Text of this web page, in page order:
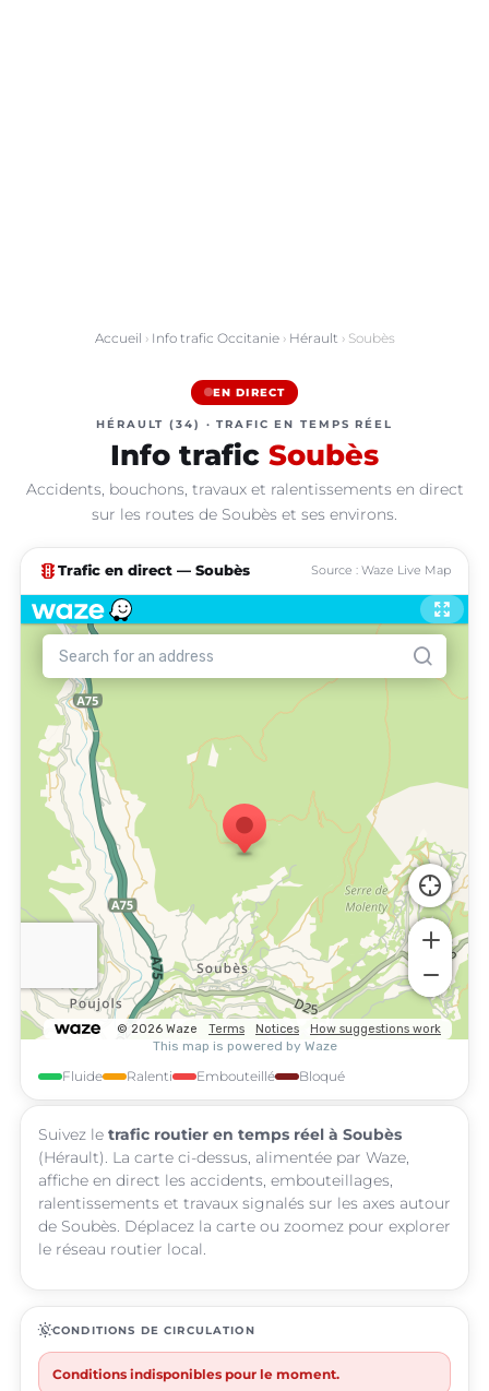
Accueil › Info trafic Occitanie› Hérault › Soubès
EN DIRECT
HÉRAULT (34) · TRAFIC EN TEMPS RÉEL
Info trafic Soubès
Accidents, bouchons, travaux et ralentissements en direct
sur les routes de Soubès et ses environs.
traffic Trafic en direct — Soubès Source : Waze Live Map
Fluide Ralenti Embouteillé Bloqué
Suivez le trafic routier en temps réel à Soubès
(Hérault). La carte ci-dessus, alimentée par Waze,
affiche en direct les accidents, embouteillages,
ralentissements et travaux signalés sur les axes autour
de Soubès. Déplacez la carte ou zoomez pour explorer
le réseau routier local.
routineCONDITIONS DE CIRCULATION
Conditions indisponibles pour le moment.